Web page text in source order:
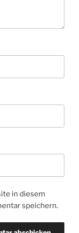
in diesem
speichern.